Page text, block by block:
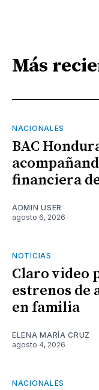
Más
NACIONALES
BAC
financiera
ADMIN USER
agosto 6, 2026
NOTICIAS
Claro video
estrenos de
en familia
ELENA MARÍA CRUZ
agosto 4, 2026
NACIONALES